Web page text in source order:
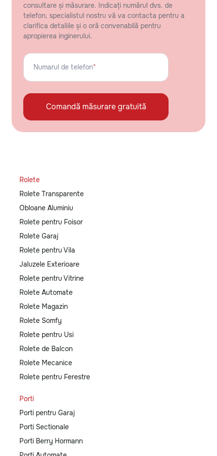
consultare și măsurare. Indicați numărul dvs. de
telefon, specialistul nostru vă va contacta pentru a
clarifica detaliile și o oră convenabilă pentru
apropierea inginerului.
Numarul de telefon*
Comandă măsurare gratuită
Rolete
Rolete Transparente
Obloane Aluminiu
Rolete pentru Foisor
Rolete Garaj
Rolete pentru Vila
Jaluzele Exterioare
Rolete pentru Vitrine
Rolete Automate
Rolete Magazin
Rolete Somfy
Rolete pentru Usi
Rolete de Balcon
Rolete Mecanice
Rolete pentru Ferestre
Porti
Porti pentru Garaj
Porti Sectionale
Porti Berry Hormann